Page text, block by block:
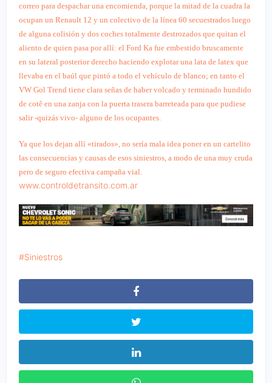
correo para despachar una encomienda, porque la mitad de la cuadra la
ocupan un Renault 12 y un colectivo de la línea 60 secuestrados luego
de alguna colisión y dos coches totalmente destrozados que quitan el
aliento de quien pasa por allí: el Ford Ka fue embestido bruscamente
en su lateral posterior derecho haciendo explotar una lata de latex que
llevaba en el baúl que pintó a todo el vehículo de blanco; en tanto el
VW Gol Trend tiene clara señas de haber volcado y terminado hundido
de cotê en una zanja con la puerta trasera barreteada para que pudiese
salir -quizás vivo- alguno de los ocupantes.
Ya que los dejan allí «tirados», no sería mala idea poner en un cartelito
las consecuencias y causas de esos siniestros, a modo de una muy cruda
pero de seguro efectiva campaña vial.
www.controldetransito.com.ar
Siniestros